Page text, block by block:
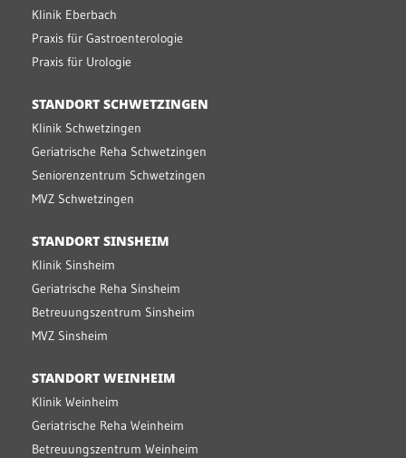
Klinik Eberbach
Praxis für Gastroenterologie
Praxis für Urologie
STANDORT SCHWETZINGEN
Klinik Schwetzingen
Geriatrische Reha Schwetzingen
Seniorenzentrum Schwetzingen
MVZ Schwetzingen
STANDORT SINSHEIM
Klinik Sinsheim
Geriatrische Reha Sinsheim
Betreuungszentrum Sinsheim
MVZ Sinsheim
STANDORT WEINHEIM
Klinik Weinheim
Geriatrische Reha Weinheim
Betreuungszentrum Weinheim